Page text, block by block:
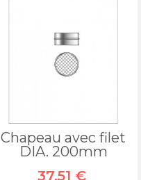
Chapeau avec filet
DIA. 200mm
37,51 €